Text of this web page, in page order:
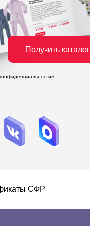
Получить каталог
СФР